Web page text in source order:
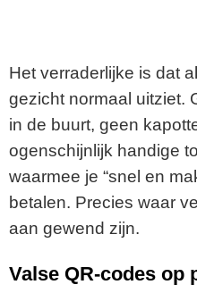
Het verraderlijke is dat
gezicht normaal uitziet.
in de buurt, geen
ogenschijnlijk handige
waarmee je “snel en
betalen. Precies waar
aan gewend zijn.
Valse QR-codes op